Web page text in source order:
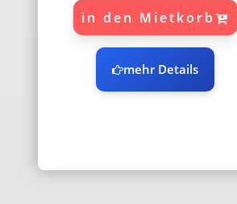
in den Mietkorb
mehr Details